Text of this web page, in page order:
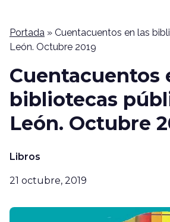
Portada » Cuentacuentos en las
León. Octubre 2019
Cuentacuentos
bibliotecas
León. Octubre
Libros
21 octubre, 2019